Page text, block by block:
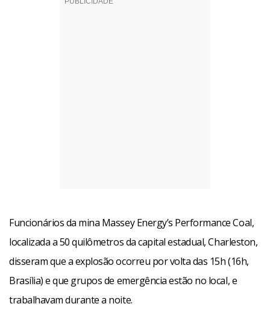
Funcionários da mina Massey Energy’s Performance Coal,
localizada a 50 quilômetros da capital estadual, Charleston,
disseram que a explosão ocorreu por volta das 15h (16h,
Brasília) e que grupos de emergência estão no local, e
trabalhavam durante a noite.